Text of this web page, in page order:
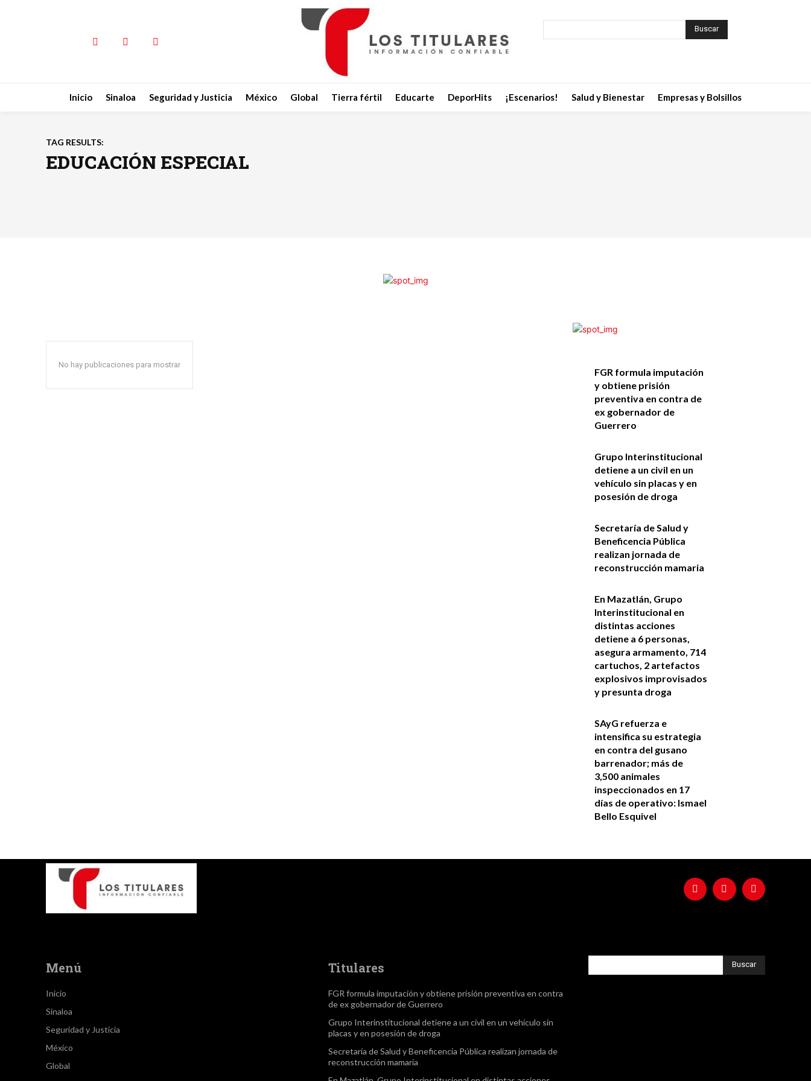
Buscar
Inicio Sinaloa Seguridad y Justicia México Global Tierra fértil Educarte DeporHits ¡Escenarios! Salud y Bienestar Empresas y Bolsillos
TAG RESULTS:
EDUCACIÓN ESPECIAL
No hay publicaciones para mostrar
FGR formula imputación
y obtiene prisión
preventiva en contra de
ex gobernador de
Guerrero
Grupo Interinstitucional
detiene a un civil en un
vehículo sin placas y en
posesión de droga
Secretaría de Salud y
Beneficencia Pública
realizan jornada de
reconstrucción mamaria
En Mazatlán, Grupo
Interinstitucional en
distintas acciones
detiene a 6 personas,
asegura armamento, 714
cartuchos, 2 artefactos
explosivos improvisados
y presunta droga
SAyG refuerza e
intensifica su estrategia
en contra del gusano
barrenador; más de
3,500 animales
inspeccionados en 17
días de operativo: Ismael
Bello Esquivel
Menú
Inicio
Sinaloa
Seguridad y Justicia
México
Global
Titulares
FGR formula imputación y obtiene prisión preventiva en contra
de ex gobernador de Guerrero
Grupo Interinstitucional detiene a un civil en un vehículo sin
placas y en posesión de droga
Secretaría de Salud y Beneficencia Pública realizan jornada de
reconstrucción mamaria
Buscar